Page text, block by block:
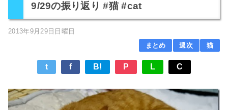
9/29の振り返り #猫 #cat
2013年9月29日日曜日
まとめ
週次 猫
t f B! P L C